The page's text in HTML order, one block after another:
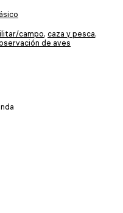
campo, caza y pesca,
de aves